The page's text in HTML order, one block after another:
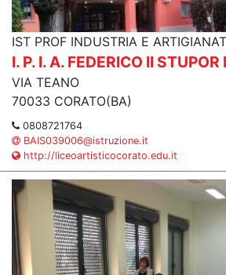
IST PROF INDUSTRIA E
I. P. I. A. FEDERICO II
VIA TEANO
70033 CORATO(BA)
0808721764
BAIS039006@istruzione.it
http://liceoartisticocorato.edu.it